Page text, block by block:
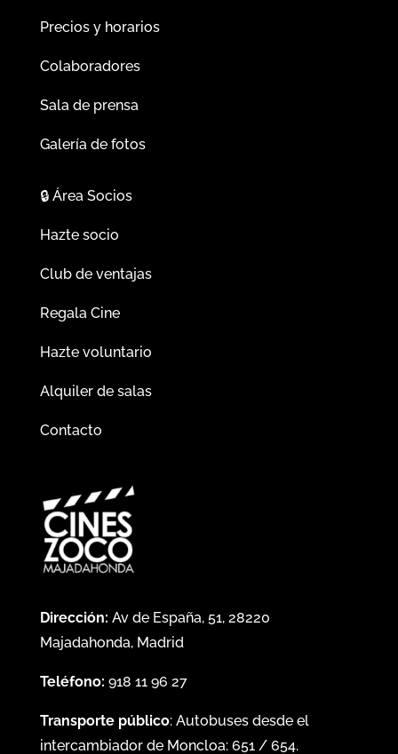
Precios y horarios
Colaboradores
Sala de prensa
Galería de fotos
🔒Área Socios
Hazte socio
Club de ventajas
Regala Cine
Hazte voluntario
Alquiler de salas
Contacto
Dirección: Av de España, 51, 28220
Majadahonda, Madrid
Teléfono: 918 11 96 27
Transporte público: Autobuses desde el
intercambiador de Moncloa: 651/ 654.